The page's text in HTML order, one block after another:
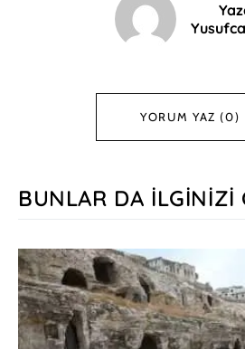
YORUM YAZ (0)
BUNLAR DA İLGINIZI